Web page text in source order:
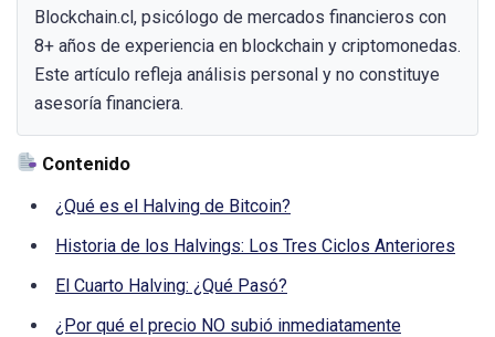
Blockchain.cl, psicólogo de mercados financieros con
8+ años de experiencia en blockchain y criptomonedas.
Este artículo refleja análisis personal y no constituye
asesoría financiera.
Contenido
¿Qué es el Halving de Bitcoin?
Historia de los Halvings: Los Tres Ciclos Anteriores
El Cuarto Halving: ¿Qué Pasó?
¿Por qué el precio NO subió inmediatamente